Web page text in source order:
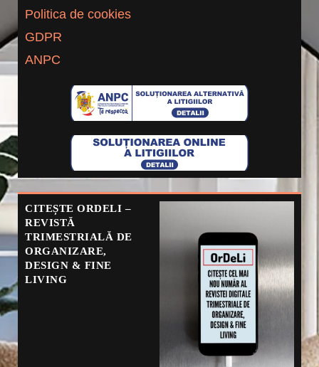
Politica de cookies
GDPR
ANPC
CITEȘTE ORDELI –
REVISTĂ
TRIMESTRIALĂ DE
ORGANIZARE,
DESIGN & FINE
LIVING